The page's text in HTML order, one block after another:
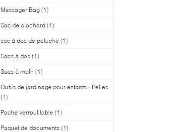
Messager Bag (1)
Sac de clochard (1)
sac à dos de peluche (1)
Sacs à dos (1)
Sacs à main (1)
Outils de jardinage pour enfants - Pelles
(1)
Poche verrouillable (1)
Paquet de documents (1)